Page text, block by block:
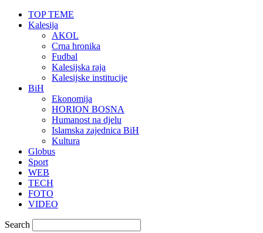
TOP TEME
Kalesija
AKOL
Crna hronika
Fudbal
Kalesijska raja
Kalesijske institucije
BiH
Ekonomija
HORION BOSNA
Humanost na djelu
Islamska zajednica BiH
Kultura
Globus
Sport
WEB
TECH
FOTO
VIDEO
Search